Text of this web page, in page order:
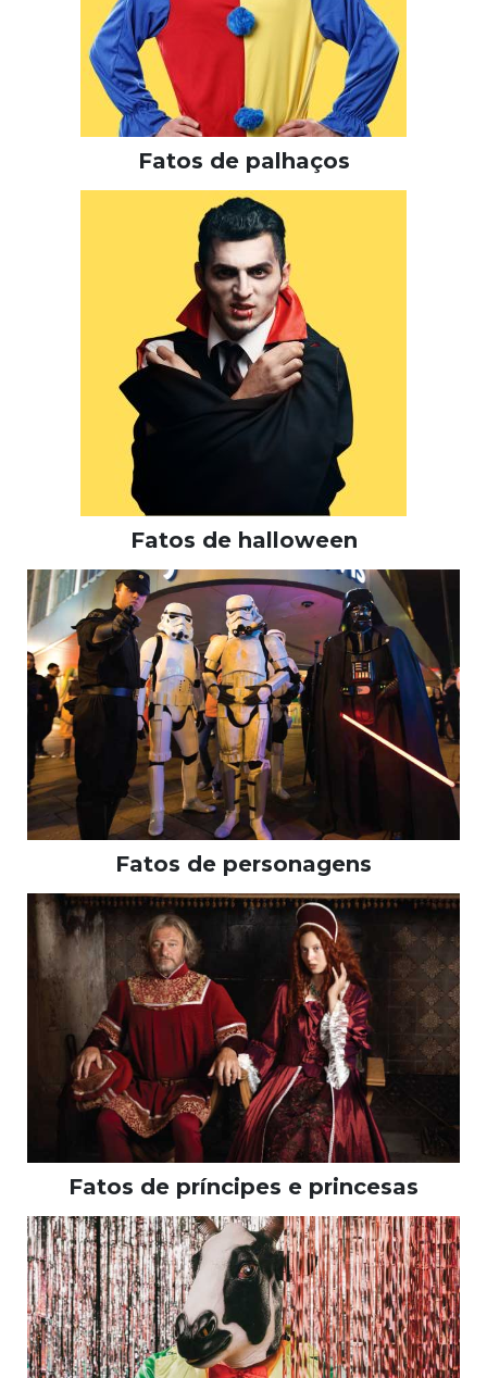
Fatos de palhaços
Fatos de halloween
Fatos de personagens
Fatos de príncipes e princesas